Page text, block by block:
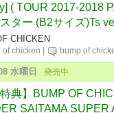
( TOUR 2017-2018
ター (B2サイズ)Ts
CHICKEN
of chicken bump of
水曜日 発売中
特典】BUMP OF
SAITAMA